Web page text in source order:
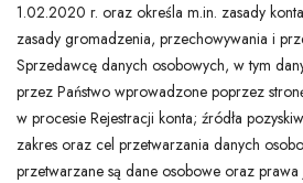
1.02.2020 r. oraz określa m.in. zasady
zasady gromadzenia, przechowywania i
Sprzedawcę danych osobowych, w tym
przez Państwo wprowadzone poprzez
w procesie Rejestracji konta; źródła
zakres oraz cel przetwarzania danych
przetwarzane są dane osobowe oraz